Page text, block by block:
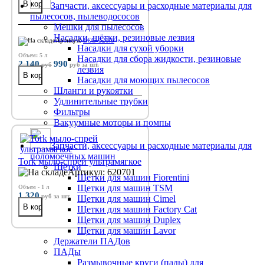
Запчасти, аксессуары и расходные материалы для
пылесосов, пылеводососов
Мешки для пылесосов
Насадки, щётки, резиновые лезвия
Насадки для сухой уборки
Насадки для сбора жидкости, резиновые
лезвия
Насадки для моющих пылесосов
Шланги и рукоятки
Удлинительные трубки
Фильтры
Вакуумные моторы и помпы
Запчасти, аксессуары и расходные материалы для
поломоечных машин
Щётки
Щетки для машин Fiorentini
Щетки для машин TSM
Щетки для машин Cimel
Щетки для машин Factory Cat
Щетки для машин Duplex
Щетки для машин Lavor
Держатели ПАДов
ПАДы
Размывочные круги (пады) для
Артикул:BCG-321/5
Объем: 5 л
2 140руб 990 рубза шт.
Tork мыло-спрей ультрамягкое
Артикул: 620701
Объем - 1 л
1 320руб за шт.